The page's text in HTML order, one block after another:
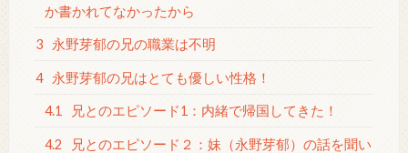
か書かれてなかったから
3 永野芽郁の兄の職業は不明
4 永野芽郁の兄はとても優しい性格！
4.1 兄とのエピソード1：内緒で帰国してきた！
4.2
兄とのエピソード２：妹（永野芽郁）の話を聞い